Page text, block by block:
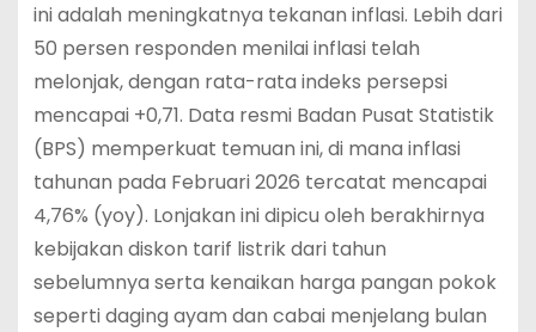
ini adalah meningkatnya tekanan inflasi. Lebih dari
50 persen responden menilai inflasi telah
melonjak, dengan rata-rata indeks persepsi
mencapai +0,71. Data resmi Badan Pusat Statistik
(BPS) memperkuat temuan ini, di mana inflasi
tahunan pada Februari 2026 tercatat mencapai
4,76% (yoy). Lonjakan ini dipicu oleh berakhirnya
kebijakan diskon tarif listrik dari tahun
sebelumnya serta kenaikan harga pangan pokok
seperti daging ayam dan cabai menjelang bulan